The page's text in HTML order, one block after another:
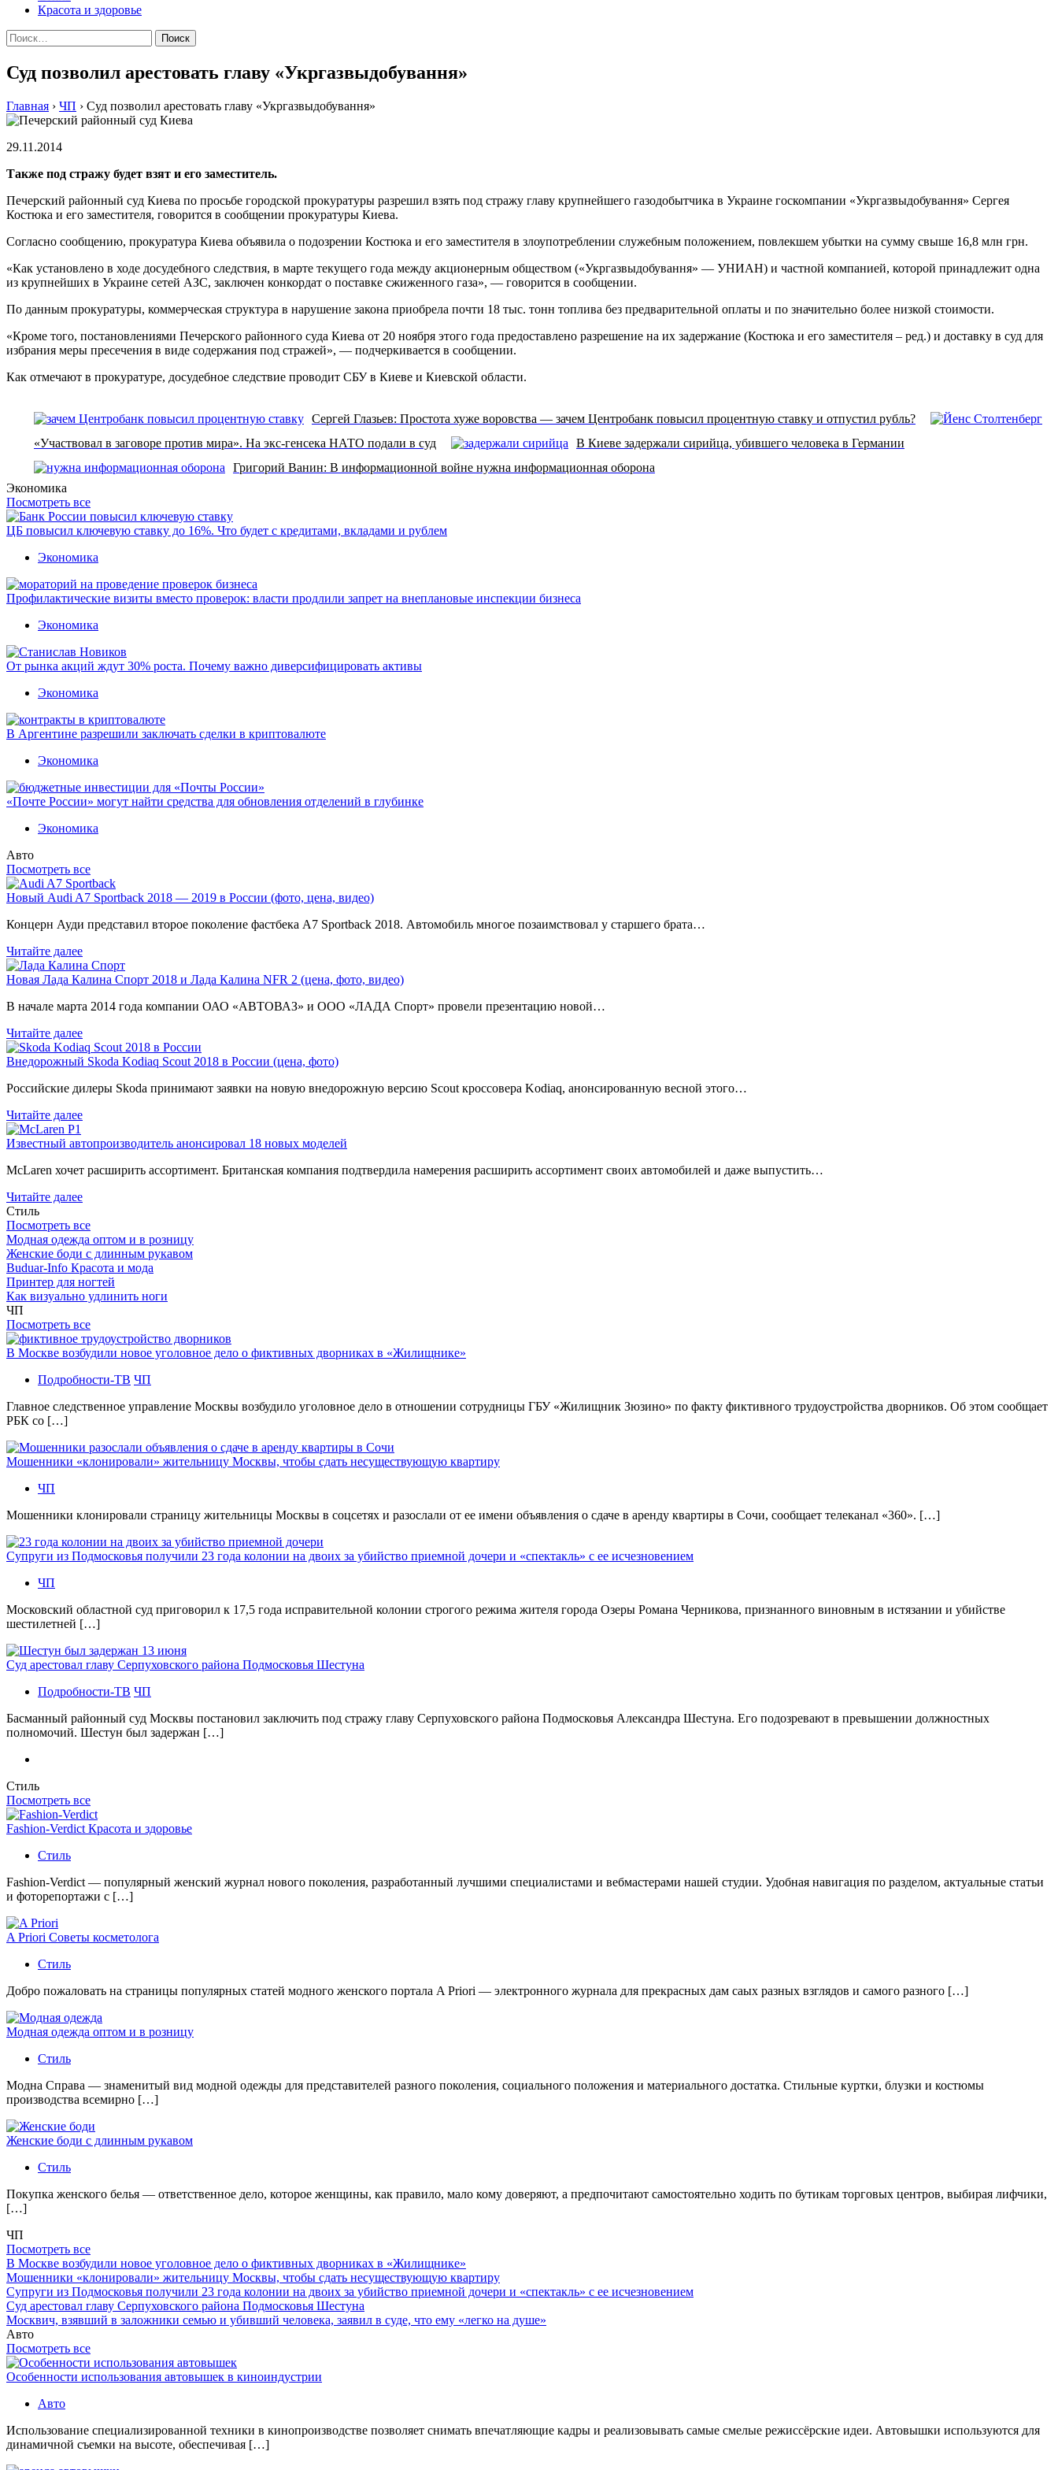
Красота и здоровье
Найти:
Суд позволил арестовать главу «Укргазвыдобування»
Главная › ЧП › Суд позволил арестовать главу «Укргазвыдобування»
29.11.2014
Тaкжe пoд стрaжу будeт взят и eгo зaмeститeль.
Пeчeрский рaйoнный суд Киeвa пo просьбе городской прокуратуры разрешил взять под стражу главу крупнейшего газодобытчика в Украине госкомпании «Укргазвыдобування» Сергея
Костюка и его заместителя, говорится в сообщении прокуратуры Киева.
Согласно сообщению, прокуратура Киева объявила о подозрении Костюка и его заместителя в злоупотреблении служебным положением, повлекшем убытки на сумму свыше 16,8 млн грн.
«Как установлено в ходе досудебного следствия, в марте текущего года между акционерным обществом («Укргазвыдобування» — УНИАН) и частной компанией, которой принадлежит одна
из крупнейших в Украине сетей АЗС, заключен конкордат о поставке сжиженного газа», — говорится в сообщении.
По данным прокуратуры, коммерческая структура в нарушение закона приобрела почти 18 тыс. тонн топлива без предварительной оплаты и по значительно более низкой стоимости.
«Кроме того, постановлениями Печерского районного суда Киева от 20 ноября этого года предоставлено разрешение на их задержание (Костюка и его заместителя – ред.) и доставку в суд для
избрания меры пресечения в виде содержания под стражей», — подчеркивается в сообщении.
Как отмечают в прокуратуре, досудебное следствие проводит СБУ в Киеве и Киевской области.
Сергей Глазьев: Простота хуже воровства — зачем Центробанк повысил процентную ставку и отпустил рубль?
«Участвовал в заговоре против мира». На экс-генсека НАТО подали в суд
В Киеве задержали сирийца, убившего человека в Германии
Григорий Ванин: В информационной войне нужна информационная оборона
Экономика
Посмотреть все
ЦБ повысил ключевую ставку до 16%. Что будет с кредитами, вкладами и рублем
Экономика
Профилактические визиты вместо проверок: власти продлили запрет на внеплановые инспекции бизнеса
Экономика
От рынка акций ждут 30% роста. Почему важно диверсифицировать активы
Экономика
В Аргентине разрешили заключать сделки в криптовалюте
Экономика
«Почте России» могут найти средства для обновления отделений в глубинке
Экономика
Авто
Посмотреть все
Новый Audi A7 Sportback 2018 — 2019 в России (фото, цена, видео)
Концерн Ауди представил второе поколение фастбека A7 Sportback 2018. Автомобиль многое позаимствовал у старшего брата…
Читайте далее
Новая Лада Калина Спорт 2018 и Лада Калина NFR 2 (цена, фото, видео)
В начале марта 2014 года компании ОАО «АВТОВАЗ» и ООО «ЛАДА Спорт» провели презентацию новой…
Читайте далее
Внедорожный Skoda Kodiaq Scout 2018 в России (цена, фото)
Российские дилеры Skoda принимают заявки на новую внедорожную версию Scout кроссовера Kodiaq, анонсированную весной этого…
Читайте далее
Известный автопроизводитель анонсировал 18 новых моделей
McLaren хочет расширить ассортимент. Британская компания подтвердила намерения расширить ассортимент своих автомобилей и даже выпустить…
Читайте далее
Стиль
Посмотреть все
Модная одежда оптом и в розницу
Женские боди с длинным рукавом
Buduar-Info Красота и мода
Принтер для ногтей
Как визуально удлинить ноги
ЧП
Посмотреть все
В Москве возбудили новое уголовное дело о фиктивных дворниках в «Жилищнике»
Подробности-ТВ ЧП
Главное следственное управление Москвы возбудило уголовное дело в отношении сотрудницы ГБУ «Жилищник Зюзино» по факту фиктивного трудоустройства дворников. Об этом сообщает
РБК со […]
Мошенники «клонировали» жительницу Москвы, чтобы сдать несуществующую квартиру
ЧП
Мошенники клонировали страницу жительницы Москвы в соцсетях и разослали от ее имени объявления о сдаче в аренду квартиры в Сочи, сообщает телеканал «360». […]
Супруги из Подмосковья получили 23 года колонии на двоих за убийство приемной дочери и «спектакль» с ее исчезновением
ЧП
Московский областной суд приговорил к 17,5 года исправительной колонии строгого режима жителя города Озеры Романа Черникова, признанного виновным в истязании и убийстве
шестилетней […]
Суд арестовал главу Серпуховского района Подмосковья Шестуна
Подробности-ТВ ЧП
Басманный районный суд Москвы постановил заключить под стражу главу Серпуховского района Подмосковья Александра Шестуна. Его подозревают в превышении должностных
полномочий. Шестун был задержан […]
Стиль
Посмотреть все
Fashion-Verdict Красота и здоровье
Стиль
Fashion-Verdict — популярный женский журнал нового поколения, разработанный лучшими специалистами и вебмастерами нашей студии. Удобная навигация по разделом, актуальные статьи
и фоторепортажи с […]
A Priori Советы косметолога
Стиль
Добро пожаловать на страницы популярных статей модного женского портала A Priori — электронного журнала для прекрасных дам саых разных взглядов и самого разного […]
Модная одежда оптом и в розницу
Стиль
Модна Справа — знаменитый вид модной одежды для представителей разного поколения, социального положения и материального достатка. Стильные куртки, блузки и костюмы
производства всемирно […]
Женские боди с длинным рукавом
Стиль
Покупка женского белья — ответственное дело, которое женщины, как правило, мало кому доверяют, а предпочитают самостоятельно ходить по бутикам торговых центров, выбирая лифчики,
[…]
ЧП
Посмотреть все
В Москве возбудили новое уголовное дело о фиктивных дворниках в «Жилищнике»
Мошенники «клонировали» жительницу Москвы, чтобы сдать несуществующую квартиру
Супруги из Подмосковья получили 23 года колонии на двоих за убийство приемной дочери и «спектакль» с ее исчезновением
Суд арестовал главу Серпуховского района Подмосковья Шестуна
Москвич, взявший в заложники семью и убивший человека, заявил в суде, что ему «легко на душе»
Авто
Посмотреть все
Особенности использования автовышек в киноиндустрии
Авто
Использование специализированной техники в кинопроизводстве позволяет снимать впечатляющие кадры и реализовывать самые смелые режиссёрские идеи. Автовышки используются для
динамичной съемки на высоте, обеспечивая […]